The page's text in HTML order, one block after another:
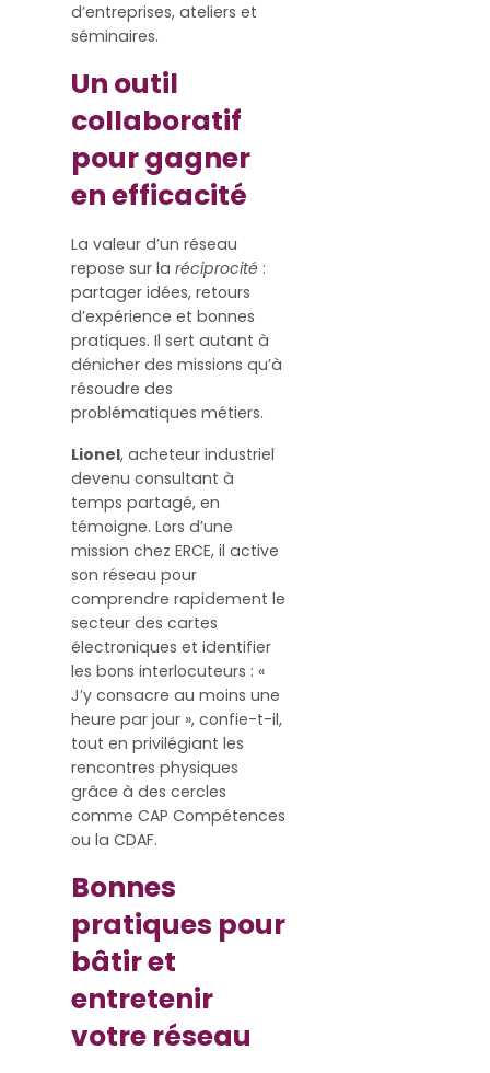
d’entreprises, ateliers et
séminaires.
Un outil
collaboratif
pour gagner
en efficacité
La valeur d’un réseau
repose sur la réciprocité:
partager idées, retours
d’expérience et bonnes
pratiques. Il sert autant à
dénicher des missions qu’à
résoudre des
problématiques métiers.
Lionel, acheteur industriel
devenu consultant à
temps partagé, en
témoigne. Lors d’une
mission chez ERCE, il active
son réseau pour
comprendre rapidement le
secteur des cartes
électroniques et identifier
les bons interlocuteurs : «
J’y consacre au moins une
heure par jour », confie-t-il,
tout en privilégiant les
rencontres physiques
grâce à des cercles
comme CAP Compétences
ou la CDAF.
Bonnes
pratiques pour
bâtir et
entretenir
votre réseau